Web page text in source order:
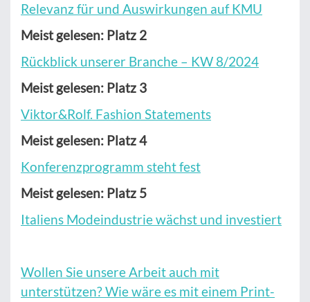
Relevanz für und Auswirkungen auf KMU
Meist gelesen: Platz 2
Rückblick unserer Branche – KW 8/2024
Meist gelesen: Platz 3
Viktor&Rolf. Fashion Statements
Meist gelesen: Platz 4
Konferenzprogramm steht fest
Meist gelesen: Platz 5
Italiens Modeindustrie wächst und investiert
Wollen Sie unsere Arbeit auch mit
unterstützen? Wie wäre es mit einem Print-